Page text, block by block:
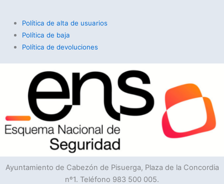
Política de alta de usuarios
Política de baja
Política de devoluciones
Ayuntamiento de Cabezón de Pisuerga, Plaza de la Concordia
nº1. Teléfono 983 500 005.